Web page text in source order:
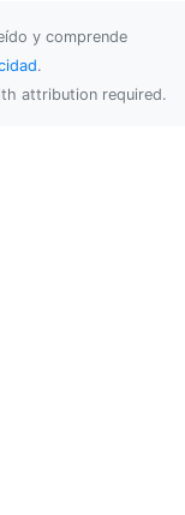
y comprende
.
attribution required.